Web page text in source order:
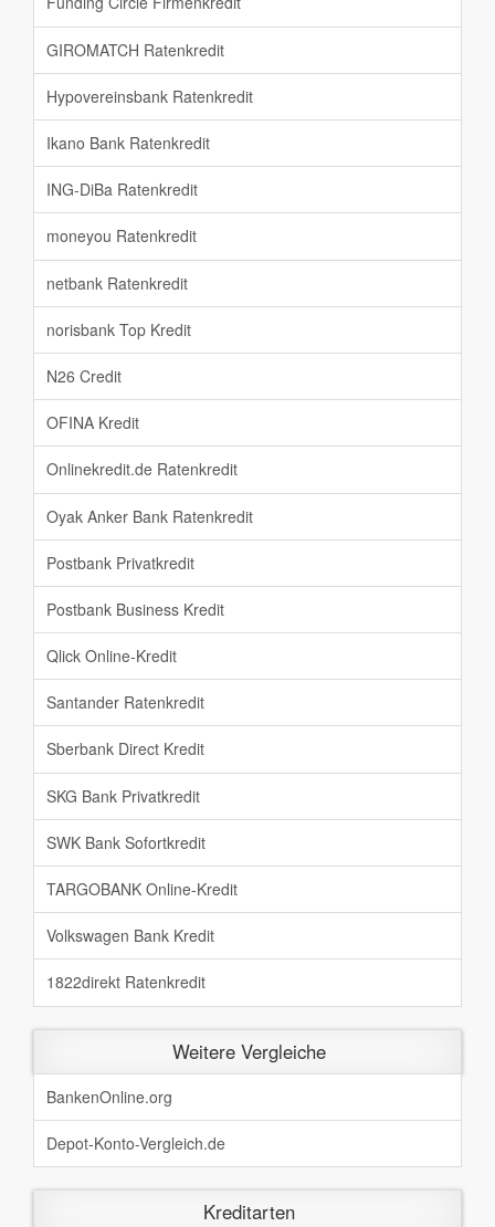
GIROMATCH Ratenkredit
Hypovereinsbank Ratenkredit
Ikano Bank Ratenkredit
ING-DiBa Ratenkredit
moneyou Ratenkredit
netbank Ratenkredit
norisbank Top Kredit
N26 Credit
OFINA Kredit
Onlinekredit.de Ratenkredit
Oyak Anker Bank Ratenkredit
Postbank Privatkredit
Postbank Business Kredit
Qlick Online-Kredit
Santander Ratenkredit
Sberbank Direct Kredit
SKG Bank Privatkredit
SWK Bank Sofortkredit
TARGOBANK Online-Kredit
Volkswagen Bank Kredit
1822direkt Ratenkredit
Weitere Vergleiche
BankenOnline.org
Depot-Konto-Vergleich.de
Kreditarten